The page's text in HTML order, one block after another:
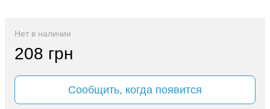
Нет в наличии
208 грн
Сообщить, когда появится